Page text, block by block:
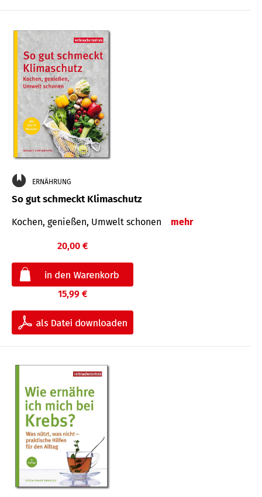
ERNÄHRUNG
So gut schmeckt Klimaschutz
Kochen, genießen, Umwelt schonen mehr
20,00 €
15,99 €